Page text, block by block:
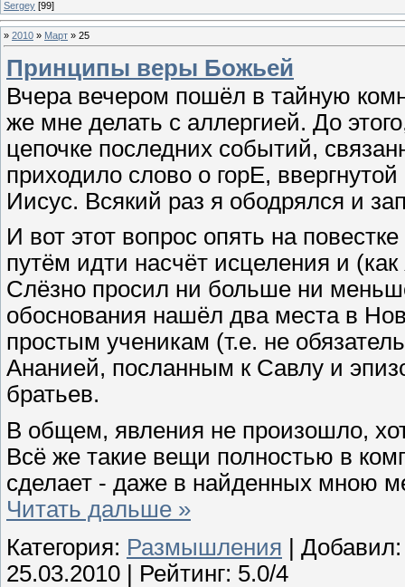
Sergey [99]
» 2010 » Март » 25
Принципы веры Божьей
Вчера вечером пошёл в тайную
же мне делать с аллергией. До
цепочке последних событий,
приходило слово о горЕ,
Иисус. Всякий раз я ободрялся и
И вот этот вопрос опять на
путём идти насчёт исцеления и
Слёзно просил ни больше ни
обоснования нашёл два места в
простым ученикам (т.е. не
Ананией, посланным к Савлу и
братьев.
В общем, явления не произошло,
Всё же такие вещи полностью в
сделает - даже в найденных мною
Читать дальше »
Категория: Размышления |
25.03.2010 | Рейтинг: 5.0/4